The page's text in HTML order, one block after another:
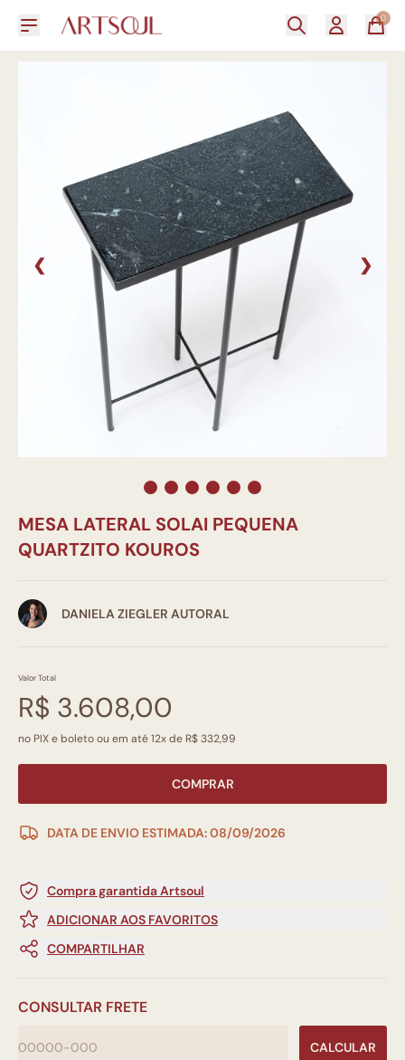
0
❮ ❯
MESA LATERAL SOLAI PEQUENA
QUARTZITO KOUROS
DANIELA ZIEGLER AUTORAL
Valor Total
R$ 3.608,00
no PIX e boleto ou em até 12x de R$ 332,99
COMPRAR
DATA DE ENVIO ESTIMADA: 08/09/2026
Compra garantida Artsoul
ADICIONAR AOS FAVORITOS
COMPARTILHAR
CONSULTAR FRETE
CALCULAR